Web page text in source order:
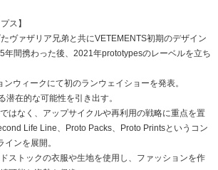
ス】
ヴァザリア兄弟と共にVETEMENTS初期のデザイン
年間携わった後、2021年prototypesのレーベルを立ち
ウィークにて初のランウェイショーを発表。
在的な可能性を引き出す。
はなく、アップサイクルや再利用の戦略に重点を置
Life Line、Proto Packs、Proto Printsというコン
ンを展開。
ストックの衣服や生地を使用し、ファッションを作